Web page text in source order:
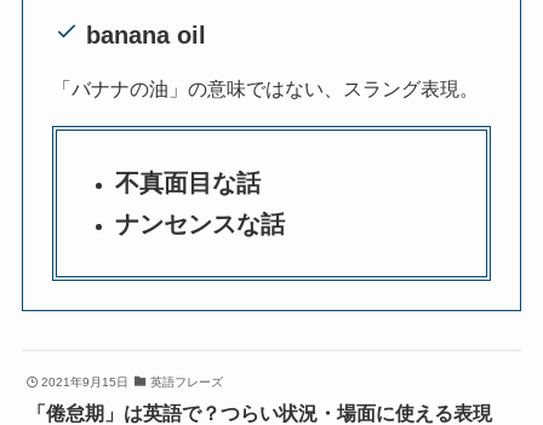
banana oil
「バナナの油」の意味ではない、スラング表現。
不真面目な話
ナンセンスな話
2021年9月15日 英語フレーズ
「倦怠期」は英語で？つらい状況・場面に使える表現